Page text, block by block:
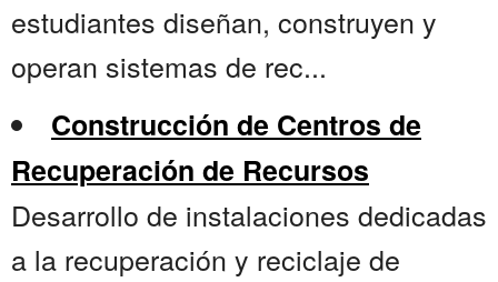
estudiantes diseñan, construyen y
operan sistemas de rec...
Construcción de Centros de
Recuperación de Recursos
Desarrollo de instalaciones dedicadas
a la recuperación y reciclaje de